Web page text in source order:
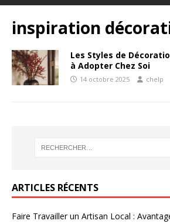
inspiration
Les Styles de
à Adopter Chez Soi
14 octobre 2025 chelp
ARTICLES RÉCENTS
Faire Travailler un Artisan Local :